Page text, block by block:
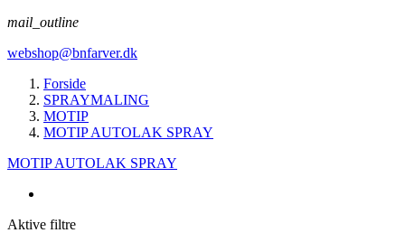
mail_outline
webshop@bnfarver.dk
Forside
SPRAYMALING
MOTIP
MOTIP AUTOLAK SPRAY
MOTIP AUTOLAK SPRAY
Aktive filtre